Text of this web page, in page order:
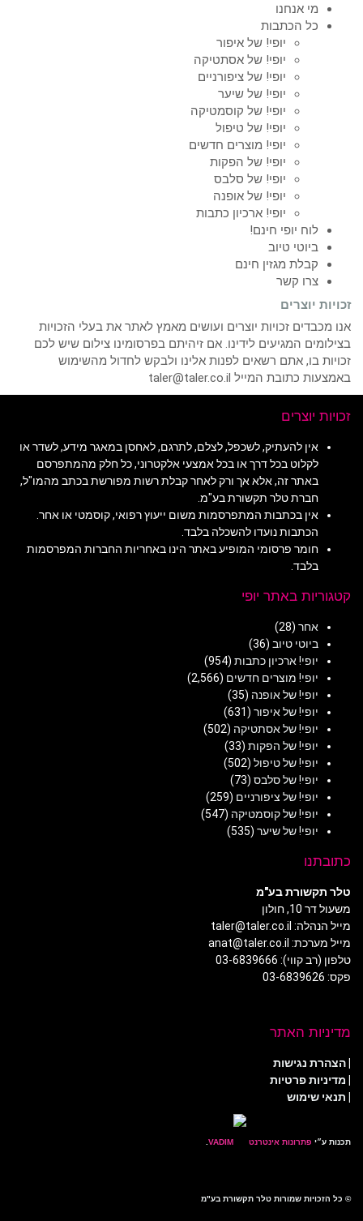
מי אנחנו
כל הכתבות
יופי! של איפור
יופי! של אסתטיקה
יופי! של ציפורניים
יופי! של שיער
יופי! של קוסמטיקה
יופי! של טיפול
יופי! מוצרים חדשים
יופי! של הפקות
יופי! של סלבס
יופי! של אופנה
יופי! ארכיון כתבות
לוח יופי חינם!
ביוטי טיוב
קבלת מגזין חינם
צרו קשר
זכויות יוצרים
אנו מכבדים זכויות יוצרים ועושים מאמץ לאתר את בעלי הזכויות
בצילומים המגיעים לידינו. אם זיהיתם בפרסומינו צילום שיש לכם
זכויות בו, אתם רשאים לפנות אלינו ולבקש לחדול מהשימוש
באמצעות כתובת המייל taler@taler.co.il
זכויות יוצרים
אין להעתיק, לשכפל, לצלם, לתרגם, לאחסן במאגר מידע, לשדר או
לקלוט בכל דרך או בכל אמצעי אלקטרוני, כל חלק מהמתפרסם
באתר זה, אלא אך ורק לאחר קבלת רשות מפורשת בכתב מהמו"ל,
חברת טלר תקשורת בע"מ.
אין בכתבות המתפרסמות משום ייעוץ רפואי, קוסמטי או אחר.
הכתבות נועדו להשכלה בלבד.
חומר פרסומי המופיע באתר הינו באחריות החברות המפרסמות
בלבד.
קטגוריות באתר יופי
אחר (28)
ביוטי טיוב (36)
יופי! ארכיון כתבות (954)
יופי! מוצרים חדשים (2,566)
יופי! של אופנה (35)
יופי! של איפור (631)
יופי! של אסתטיקה (502)
יופי! של הפקות (33)
יופי! של טיפול (502)
יופי! של סלבס (73)
יופי! של ציפורניים (259)
יופי! של קוסמטיקה (547)
יופי! של שיער (535)
כתובתנו
טלר תקשורת בע"מ
משעול דר 10, חולון
מייל הנהלה: taler@taler.co.il
מייל מערכת: anat@taler.co.il
טלפון (רב קווי): 03-6839666
פקס: 03-6839626
מדיניות האתר
|הצהרת נגישות
| מדיניות פרטיות
| תנאי שימוש
תכנות ע״י פתרונות אינטרנט
© כל הזכויות שמורות טלר תקשורת בע"מ